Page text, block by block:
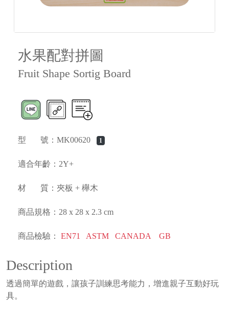
水果配對拼圖
Fruit Shape Sortig Board
型 號：MK00620 1
適合年齡：2Y+
材 質：夾板 + 櫸木
商品規格：28 x 28 x 2.3 cm
商品檢驗： EN71 ASTM CANADA GB
Description
透過簡單的遊戲，讓孩子訓練思考能力，增進親子互動好玩
具。